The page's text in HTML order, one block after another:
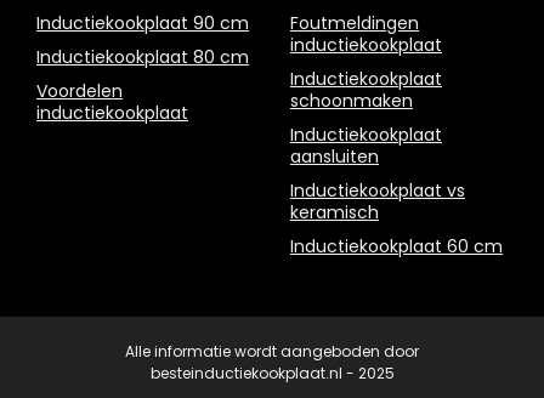
Inductiekookplaat 90 cm
Inductiekookplaat 80 cm
Voordelen
inductiekookplaat
Foutmeldingen
inductiekookplaat
Inductiekookplaat
schoonmaken
Inductiekookplaat
aansluiten
Inductiekookplaat vs
keramisch
Inductiekookplaat 60 cm
Alle informatie wordt aangeboden door
besteinductiekookplaat.nl - 2025